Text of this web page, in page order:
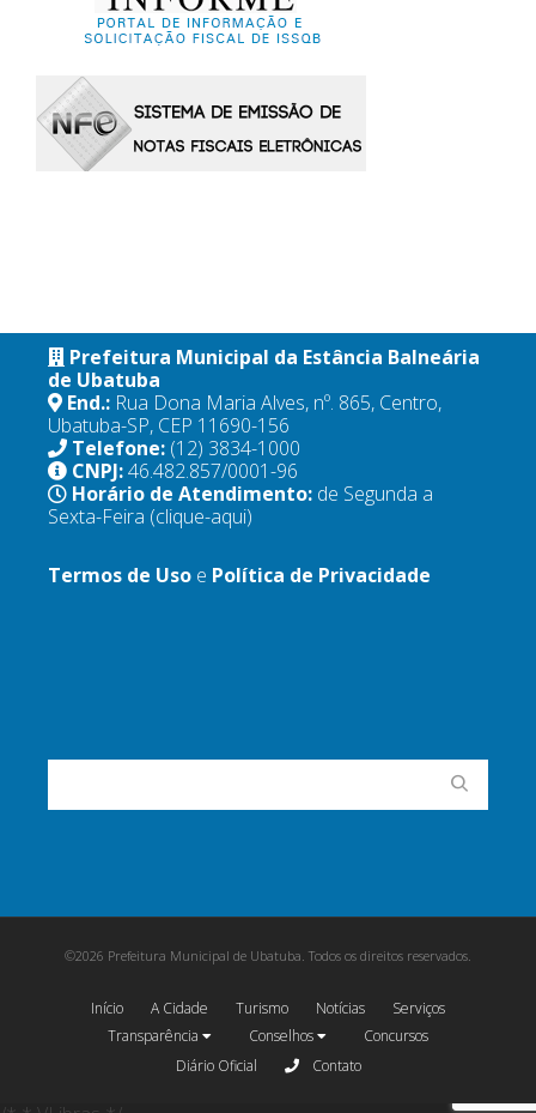
Prefeitura Municipal da Estância Balneária
de Ubatuba
End.: Rua Dona Maria Alves, nº. 865, Centro,
Ubatuba-SP, CEP 11690-156
Telefone: (12) 3834-1000
CNPJ:46.482.857/0001-96
Horário de Atendimento: de Segunda a
Sexta-Feira (clique-aqui)
Termos de Uso e Política de Privacidade
©2026 Prefeitura Municipal de Ubatuba. Todos os direitos reservados.
Início A Cidade Turismo Notícias
Serviços
Transparência
Conselhos
Concursos
Diário Oficial
Contato